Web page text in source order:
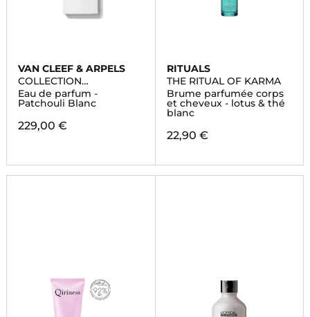
VAN CLEEF & ARPELS
COLLECTION
EXTRAORDINAIRE
Eau de parfum -
Patchouli Blanc
229,00 €
RITUALS
THE RITUAL OF KARMA
Brume parfumée corps
et cheveux - lotus & thé
blanc
22,90 €